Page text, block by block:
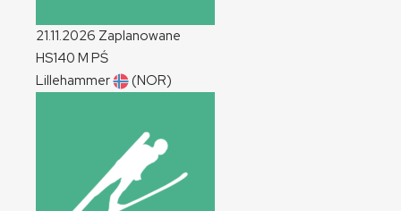
21.11.2026 Zaplanowane
HS140 M PŚ
Lillehammer
(NOR)